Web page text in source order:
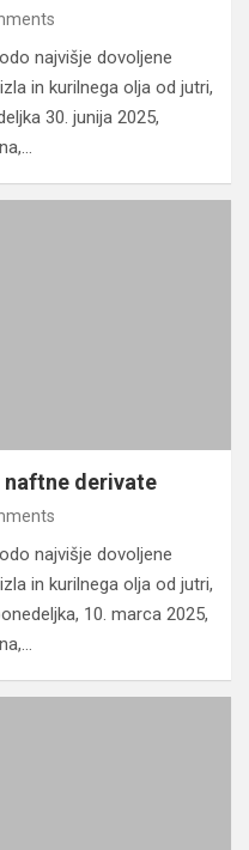
najvišje dovoljene
in kurilnega olja od jutri,
30. junija 2025,
naftne derivate
najvišje dovoljene
in kurilnega olja od jutri,
10. marca 2025,